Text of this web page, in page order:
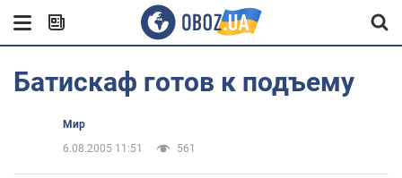
Батискаф готов к подъему
Мир
6.08.2005 11:51
561